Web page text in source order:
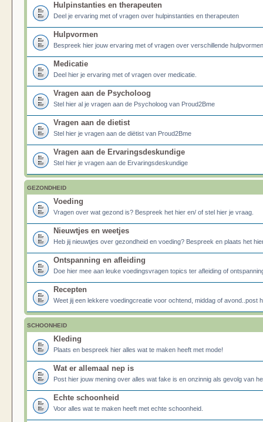
Hulpinstanties en therapeuten
Deel je ervaring met of vragen over hulpinstanties en therapeuten
Hulpvormen
Bespreek hier jouw ervaring met of vragen over verschillende
Medicatie
Deel hier je ervaring met of vragen over medicatie.
Vragen aan de Psycholoog
Stel hier al je vragen aan de Psycholoog van Proud2Bme
Vragen aan de dietist
Stel hier je vragen aan de diëtist van Proud2Bme
Vragen aan de Ervaringsdeskundige
Stel hier je vragen aan de Ervaringsdeskundige
GEZONDHEID
Voeding
Vragen over wat gezond is? Bespreek het hier en/ of stel hier je vraag.
Nieuwtjes en weetjes
Heb jij nieuwtjes over gezondheid en voeding? Bespreek en plaats het
Ontspanning en afleiding
Doe hier mee aan leuke voedingsvragen topics ter afleiding of
Recepten
Weet jij een lekkere voedingcreatie voor ochtend, middag of avond..post
SCHOONHEID
Kleding
Plaats en bespreek hier alles wat te maken heeft met mode!
Wat er allemaal nep is
Post hier jouw mening over alles wat fake is en onzinnig als gevolg van
Echte schoonheid
Voor alles wat te maken heeft met echte schoonheid.